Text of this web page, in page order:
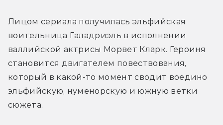
Лицом сериала получилась эльфийская
воительница Галадриэль в исполнении
валлийской актрисы Морвет Кларк. Героиня
становится двигателем повествования,
который в какой-то момент сводит воедино
эльфийскую, нуменорскую и южную ветки
сюжета.